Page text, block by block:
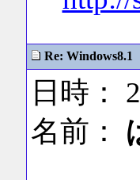
Re:
日時：
名前：